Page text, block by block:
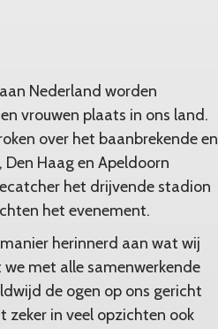
Nederland worden
vrouwen plaats in ons land.
over het baanbrekende en
Haag en Apeldoorn
het drijvende stadion
het evenement.
herinnerd aan wat wij
met alle samenwerkende
de ogen op ons gericht
zeker in veel opzichten ook